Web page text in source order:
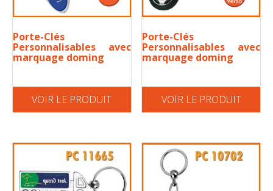
Porte-Clés
Personnalisables avec
marquage doming
VOIR LE PRODUIT
Porte-Clés
Personnalisables avec
marquage doming
VOIR LE PRODUIT